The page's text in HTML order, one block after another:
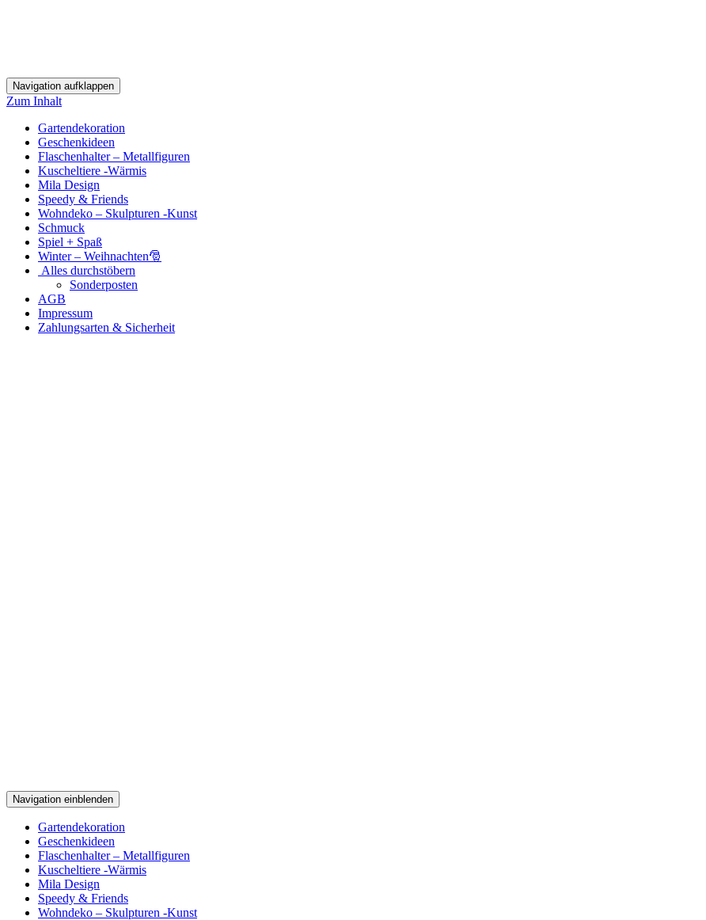
Navigation aufklappen
Zum Inhalt
Gartendekoration
Geschenkideen
Flaschenhalter – Metallfiguren
Kuscheltiere -Wärmis
Mila Design
Speedy & Friends
Wohndeko – Skulpturen -Kunst
Schmuck
Spiel + Spaß
Winter – Weihnachten🎅
Alles durchstöbern
Sonderposten
AGB
Impressum
Zahlungsarten & Sicherheit
Navigation einblenden
Gartendekoration
Geschenkideen
Flaschenhalter – Metallfiguren
Kuscheltiere -Wärmis
Mila Design
Speedy & Friends
Wohndeko – Skulpturen -Kunst